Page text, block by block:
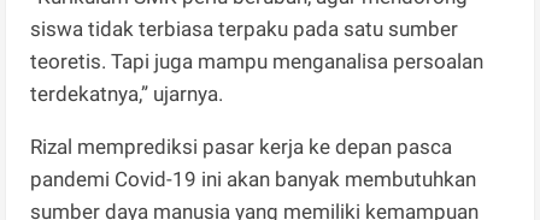
siswa tidak terbiasa terpaku pada satu sumber
teoretis. Tapi juga mampu menganalisa persoalan
terdekatnya,” ujarnya.
Rizal memprediksi pasar kerja ke depan pasca
pandemi Covid-19 ini akan banyak membutuhkan
sumber daya manusia yang memiliki kemampuan